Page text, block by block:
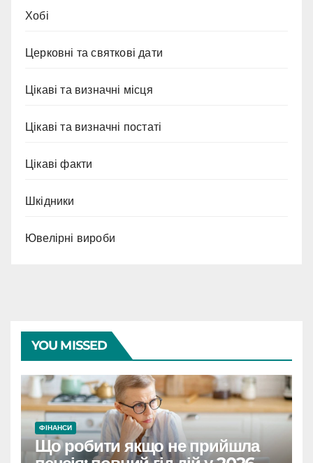
Хобі
Церковні та святкові дати
Цікаві та визначні місця
Цікаві та визначні постаті
Цікаві факти
Шкідники
Ювелірні вироби
YOU MISSED
ФІНАНСИ
Що робити якщо не прийшла